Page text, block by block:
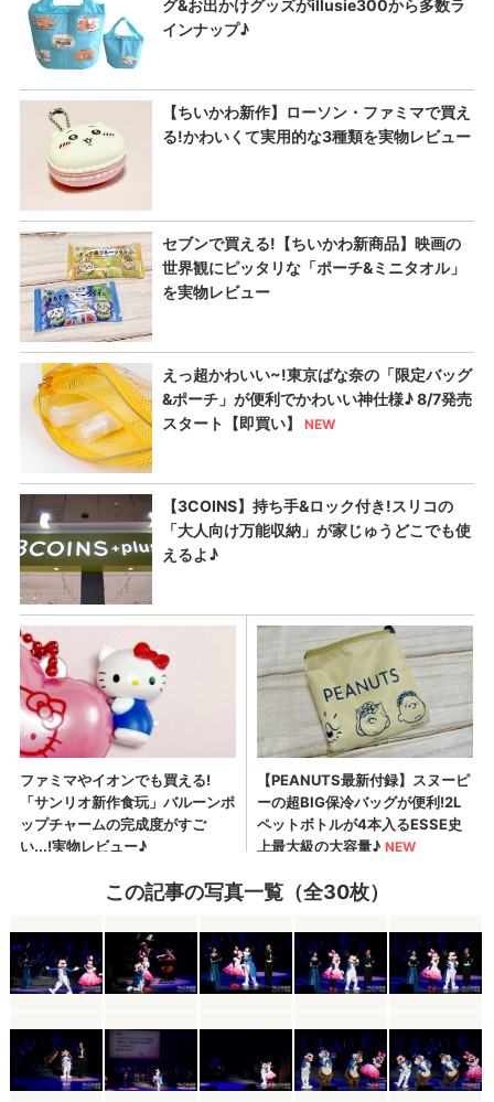
この記事の写真一覧（全30枚）